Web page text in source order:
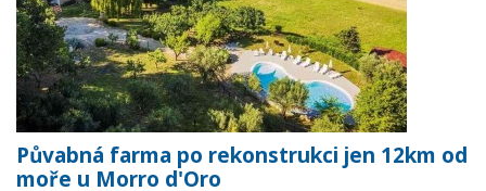
Půvabná farma po rekonstrukci jen 12km od
moře u Morro d'Oro